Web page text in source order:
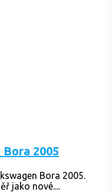
2005
Bora 2005.
jako nové....